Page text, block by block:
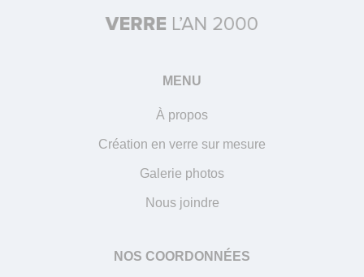
MENU
À propos
Création en verre sur mesure
Galerie photos
Nous joindre
NOS COORDONNÉES